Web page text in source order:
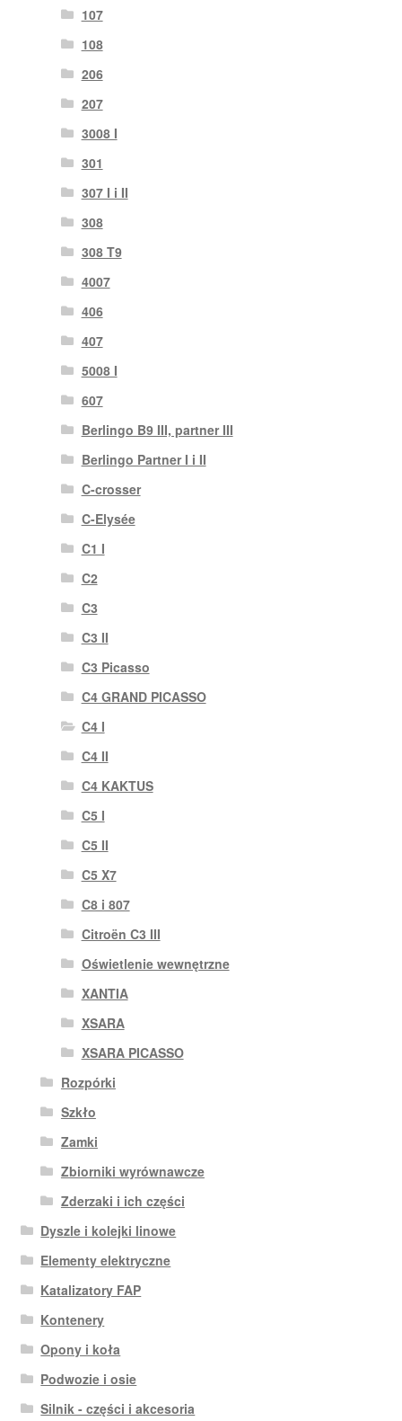
107
108
206
207
3008 I
301
307 I i II
308
308 T9
4007
406
407
5008 I
607
Berlingo B9 III, partner III
Berlingo Partner I i II
C-crosser
C-Elysée
C1 I
C2
C3
C3 II
C3 Picasso
C4 GRAND PICASSO
C4 I
C4 II
C4 KAKTUS
C5 I
C5 II
C5 X7
C8 i 807
Citroën C3 III
Oświetlenie wewnętrzne
XANTIA
XSARA
XSARA PICASSO
Rozpórki
Szkło
Zamki
Zbiorniki wyrównawcze
Zderzaki i ich części
Dyszle i kolejki linowe
Elementy elektryczne
Katalizatory FAP
Kontenery
Opony i koła
Podwozie i osie
Silnik - części i akcesoria